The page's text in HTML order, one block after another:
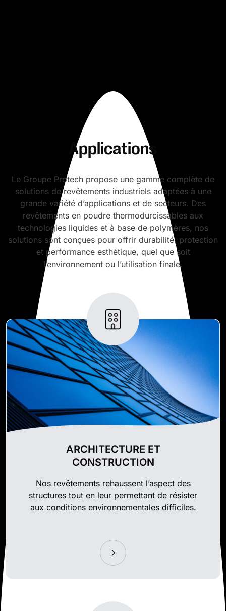
Applications
Le Groupe Protech propose une gamme complète de
solutions de revêtements industriels adaptées à une
grande variété d’applications et de secteurs. Des
revêtements en poudre thermodurcissables aux
technologies liquides et à base de polymères, nos
solutions sont conçues pour offrir durabilité, protection
et performance esthétique, quel que soit
l’environnement ou l’utilisation finale.
ARCHITECTURE ET
CONSTRUCTION
Nos revêtements rehaussent l’aspect des
structures tout en leur permettant de résister
aux conditions environnementales difficiles.